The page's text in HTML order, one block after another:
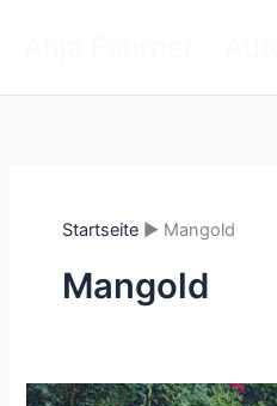
Startseite Mangold
Mangold